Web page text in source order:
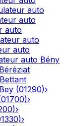
auto
auto
auto
auto
auto
auto Bény
Béréziat
Bettant
Bey (01290)›
01700)›
)›
)›